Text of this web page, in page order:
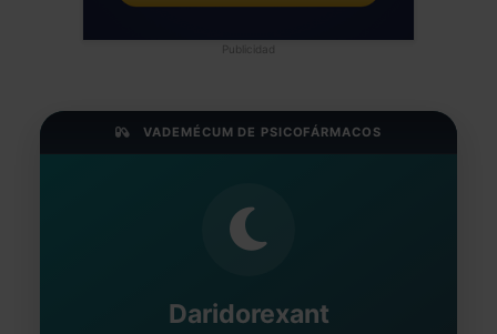
Publicidad
VADEMÉCUM DE PSICOFÁRMACOS
Daridorexant